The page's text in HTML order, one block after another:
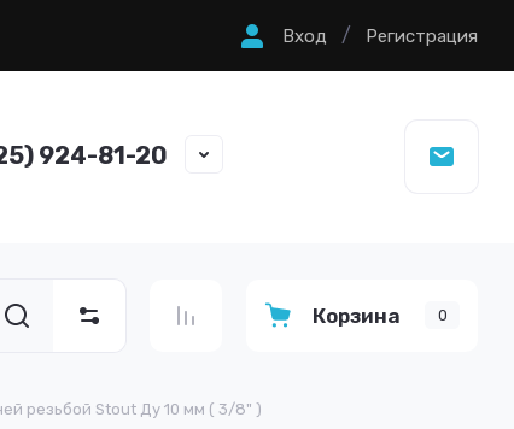
Вход / Регистрация
924-81-20
Корзина 0
резьбой Stout Ду 10 мм ( 3/8" )